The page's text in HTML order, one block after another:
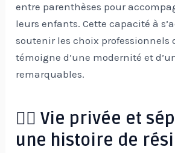
entre parenthèses pour
leurs enfants. Cette capacité à
soutenir les choix professionnels
témoigne d’une modernité et
remarquables.
🕵️‍♂️ Vie privée et
une histoire de